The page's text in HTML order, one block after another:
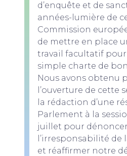
d’enquête et de
années-lumière de
Commission
de mettre en place
travail facultatif
simple charte de
Nous avons obtenu
l’ouverture de cette
la rédaction d’une
Parlement à la
juillet pour dénoncer
l’irresponsabilité de
et réaffirmer notre